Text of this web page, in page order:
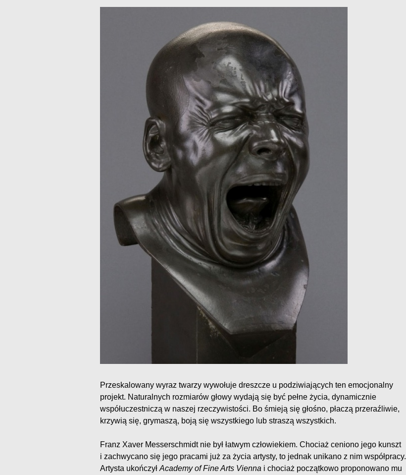
Przeskalowany wyraz twarzy wywołuje dreszcze u podziwiających ten emocjonalny
projekt. Naturalnych rozmiarów głowy wydają się być pełne życia, dynamicznie
współuczestniczą w naszej rzeczywistości. Bo śmieją się głośno, płaczą przeraźliwie,
krzywią się, grymaszą, boją się wszystkiego lub straszą wszystkich.
Franz Xaver Messerschmidt nie był łatwym człowiekiem. Chociaż ceniono jego kunszt
i zachwycano się jego pracami już za życia artysty, to jednak unikano z nim współpracy.
Artysta ukończył Academy of Fine Arts Vienna i chociaż początkowo proponowano mu